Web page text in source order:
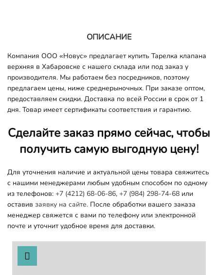
ОПИСАНИЕ
Компания ООО «Новус» предлагает купить Тарелка клапана
верхняя в Хабаровске с нашего склада или под заказ у
производителя. Мы работаем без посредников, поэтому
предлагаем цены, ниже среднерыночных. При заказе оптом,
предоставляем скидки. Доставка по всей России в срок от 1
дня. Товар имеет сертификаты соответствия и гарантию.
Сделайте заказ прямо сейчас, чтобы
получить самую выгодную цену!
Для уточнения наличие и актуальной цены товара свяжитесь
с нашими менеджерами любым удобным способом по одному
из телефонов: +7 (4212) 68-06-86, +7 (984) 298-74-68 или
оставив заявку на сайте. После обработки вашего заказа
менеджер свяжется с вами по телефону или электронной
почте и уточнит удобное время для доставки.